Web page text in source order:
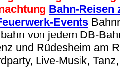
Bahn-Reisen
Events
von jedem DB-
und Rüdesheim am
Live-Musik,